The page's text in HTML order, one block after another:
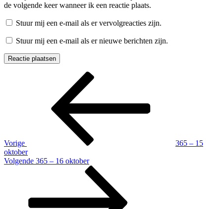
de volgende keer wanneer ik een reactie plaats.
Stuur mij een e-mail als er vervolgreacties zijn.
Stuur mij een e-mail als er nieuwe berichten zijn.
Berichtnavigatie
Vorige
365 – 15
oktober
Volgend
Volgende 365 – 16 oktober